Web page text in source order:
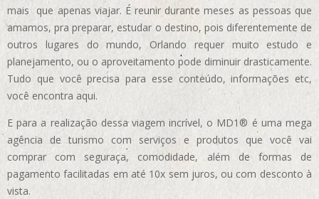
mais que apenas viajar. É reunir durante meses as pessoas que
amamos, pra preparar, estudar o destino, pois diferentemente de
outros lugares do mundo, Orlando requer muito estudo e
planejamento, ou o aproveitamento pode diminuir drasticamente.
Tudo que você precisa para esse conteúdo, informações etc,
você encontra aqui.
E para a realização dessa viagem incrível, o MD1® é uma mega
agência de turismo com serviços e produtos que você vai
comprar com seguraça, comodidade, além de formas de
pagamento facilitadas em até 10x sem juros, ou com desconto à
vista.